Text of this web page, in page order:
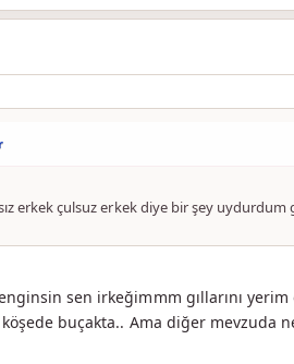
erkek çulsuz erkek diye bir şey uydurdum
sen irkeğimmm gıllarını
köşede buçakta.. Ama diğer